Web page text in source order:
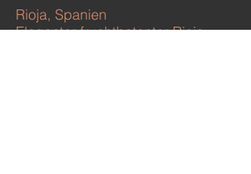
Rioja, Spanien
Eleganter fruchtbetonter Rioja